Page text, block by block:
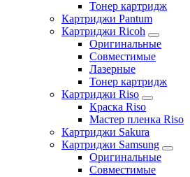
Тонер картридж
Картриджи Pantum
Картриджи Ricoh
Оригинальные
Совместимые
Лазерные
Тонер картридж
Картриджи Riso
Краска Riso
Мастер пленка Riso
Картриджи Sakura
Картриджи Samsung
Оригинальные
Совместимые